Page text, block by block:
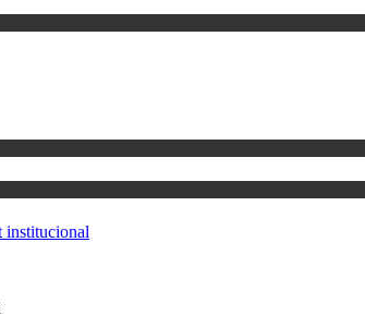
institucional